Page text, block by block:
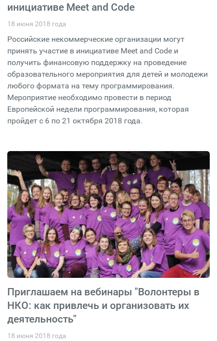
инициативе Meet and Code
18 июня 2018 года
Российские некоммерческие организации могут
принять участие в инициативе Meet and Code и
получить финансовую поддержку на проведение
образовательного мероприятия для детей и молодежи
любого формата на тему программирования.
Мероприятие необходимо провести в период
Европейской недели программирования, которая
пройдет с 6 по 21 октября 2018 года.
Приглашаем на вебинары "Волонтеры в
НКО: как привлечь и организовать их
деятельность"
18 июня 2018 года